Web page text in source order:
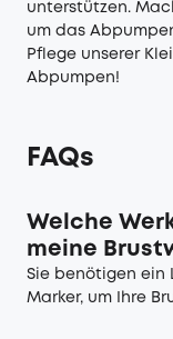
unterstützen.
um das
Pflege unserer
Abpumpen!
FAQs
Welche
meine
Sie benötigen ein
Marker, um Ihre